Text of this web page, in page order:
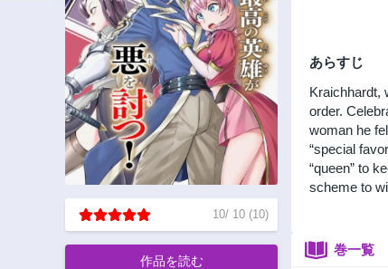
10/ 10 (10)
作品を読む
あらすじ
Kraichhardt,
order.
woman he
“special
“queen” to
scheme to
巻一覧